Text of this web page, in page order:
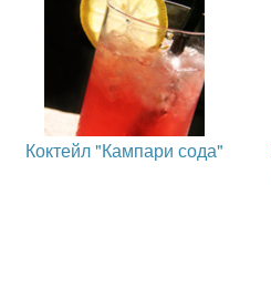
Коктейл "Кампари сода"